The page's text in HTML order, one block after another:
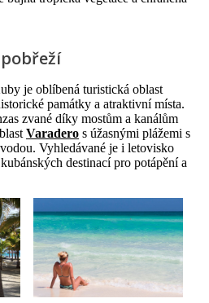
je oblíbená turistická oblast
památky a atraktivní místa.
zvané díky mostům a kanálům
Varadero s úžasnými plážemi s
Vyhledávané je i letovisko
destinací pro potápění a